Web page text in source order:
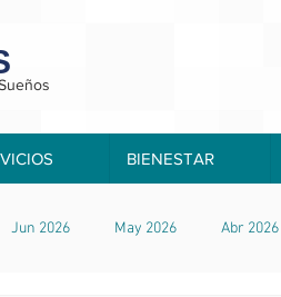
BIENESTAR
Jun 2026 May 2026 Abr 2026